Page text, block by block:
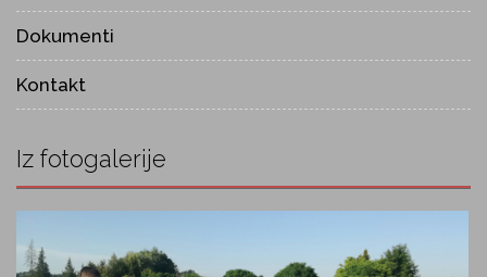
Dokumenti
Kontakt
Iz fotogalerije